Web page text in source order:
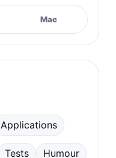
Mac
Applications
Tests Humour